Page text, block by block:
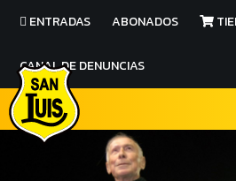
ENTRADAS ABONADOS
CANAL DE DENUNCIAS